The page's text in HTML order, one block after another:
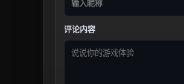
评论内容